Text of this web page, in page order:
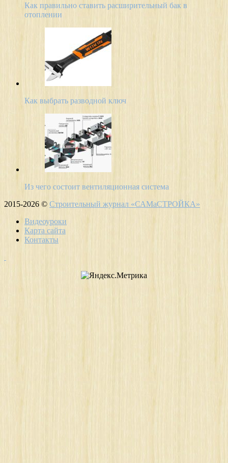
Как правильно ставить расширительный бак в
отоплении
Как выбрать разводной ключ
Из чего состоит вентиляционная система
2015-2026 © Строительный журнал «САМаСТРОЙКА»
Видеоуроки
Карта сайта
Контакты